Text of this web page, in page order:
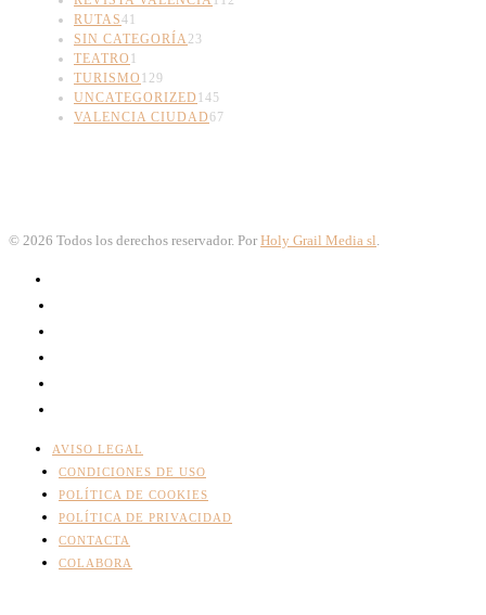
RUTAS41
SIN CATEGORÍA 23
TEATRO 1
TURISMO 129
UNCATEGORIZED 145
VALENCIA CIUDAD67
© 2026 Todos los derechos reservador. Por Holy Grail Media sl
AVISO LEGAL
CONDICIONES DE USO
POLÍTICA DE COOKIES
POLÍTICA DE PRIVACIDAD
CONTACTA
COLABORA